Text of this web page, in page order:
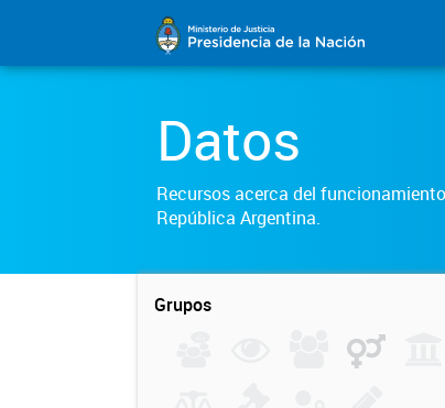
Datos
Recursos acerca del
República Argentina.
Grupos